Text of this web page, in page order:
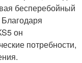
бесперебойный
Благодаря
он
потребности,